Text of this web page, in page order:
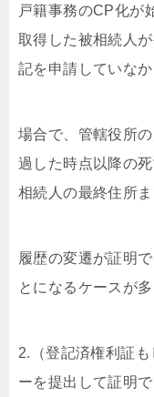
戸籍事務のCP化が
取得した被相続人
記を申請していなか
場合で、管轄役所
過した時点以降の
相続人の最終住所
履歴の変遷が証明
とになるケースが
2.（登記済権利証
ーを提出して証明で